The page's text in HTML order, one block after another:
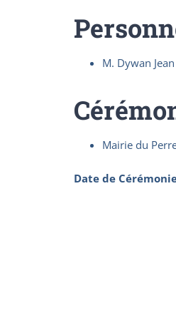
M. Dywan Jean
Mairie du
Date de